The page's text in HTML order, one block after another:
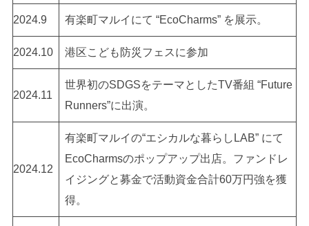
2024.9 有楽町マルイにて “EcoCharms” を展示。
2024.10 港区こども防災フェスに参加
2024.11
世界初のSDGSをテーマとしたTV番組 “Future
Runners”に出演。
2024.12
有楽町マルイの“エシカルな暮らしLAB” にて
EcoCharmsのポップアップ出店。ファンドレ
イジングと募金で活動資金合計60万円強を獲
得。